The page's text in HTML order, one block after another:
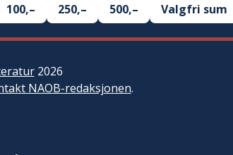
100,– 250,– 500,– Valgfri sum
2026
NAOB-redaksjonen.